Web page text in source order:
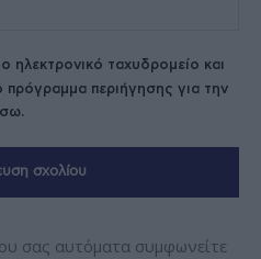
ηλεκτρονικό ταχυδρομείο και
περιήγησης για την
σας αυτόματα συμφωνείτε